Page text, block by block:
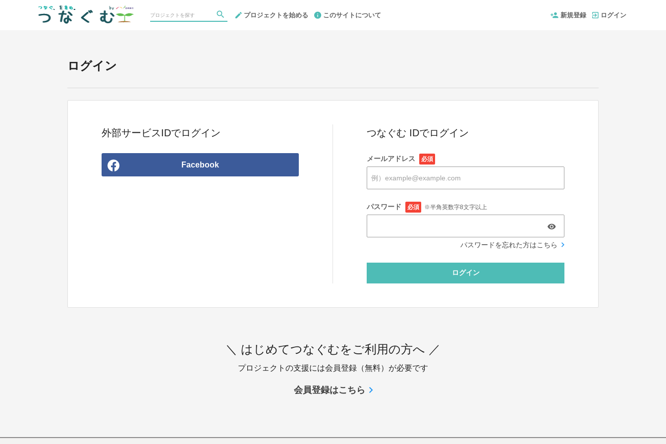
プロジェクトを始める このサイトについて 新規登録 ログイン
ログイン
外部サービスIDでログイン
Facebook
つなぐむ IDでログイン
メールアドレス 必須
パスワード 必須 ※半角英数字8文字以上
パスワードを忘れた方はこちら
ログイン
＼ はじめてつなぐむをご利用の方へ ／
プロジェクトの支援には会員登録（無料）が必要です
会員登録はこちら